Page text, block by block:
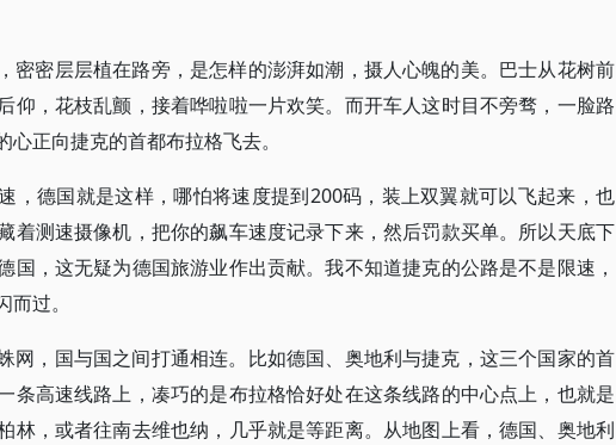
密密层层植在路旁，是怎样的澎湃如潮，摄人心魄的美。巴士从花树前
仰，花枝乱颤，接着哗啦啦一片欢笑。而开车人这时目不旁骛，一脸路
正向捷克的首都布拉格飞去。
，德国就是这样，哪怕将速度提到200码，装上双翼就可以飞起来，也
着测速摄像机，把你的飙车速度记录下来，然后罚款买单。所以天底下
国，这无疑为德国旅游业作出贡献。我不知道捷克的公路是不是限速，
过。
网，国与国之间打通相连。比如德国、奥地利与捷克，这三个国家的首
条高速线路上，凑巧的是布拉格恰好处在这条线路的中心点上，也就是
林，或者往南去维也纳，几乎就是等距离。从地图上看，德国、奥地利